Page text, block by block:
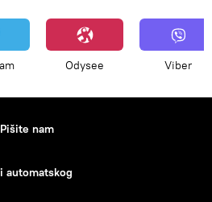
Odysee Viber
Pišite nam
automatskog